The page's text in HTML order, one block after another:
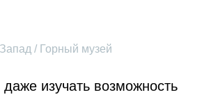
/ Горный музей
изучать возможность